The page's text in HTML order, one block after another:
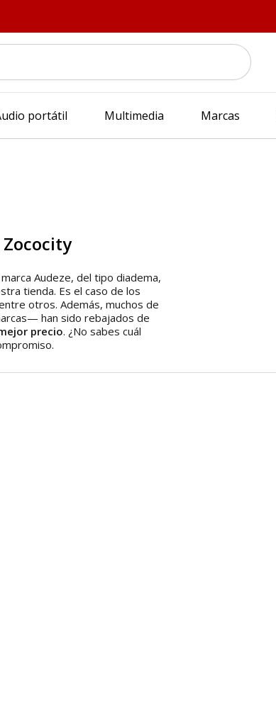
portátil Multimedia Marcas
Audeze, del tipo diadema,
tienda. Es el caso de los
otros. Además, muchos de
han sido rebajados de
precio. ¿No sabes cuál